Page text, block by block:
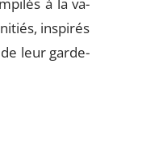
inspirés
leur garde-